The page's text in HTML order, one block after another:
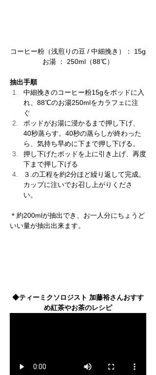
コーヒー粉（浅煎りの豆 / 中細挽き）： 15g
​お湯 ： 250ml（88℃）
抽出手順
中細挽きのコーヒー粉15gをポッドに入
れ、88℃のお湯250mlをカラフェに注
ぐ
ポッドがお湯に浸かるまで押し下げ、
40秒蒸らす。40秒の蒸らしが終わった
ら、気持ち早めに下まで押し下げる。
押し下げたポッドを上に引き上げ、再度
下まで押し下げる
３.の工程を約2分ほど繰り返して完成。
カップに注いでお召し上がりくださ
い。
＊約200mlが抽出でき、お一人分にちょうど
いい量が抽出出来ます。
◆ティーミクソロジスト 加藤裕さんおすす
め紅茶やお茶のレシピ